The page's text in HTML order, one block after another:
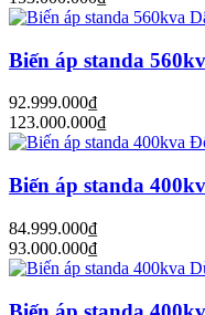
Biến áp standa
92.999.000₫
123.000.000₫
Biến áp standa
84.999.000₫
93.000.000₫